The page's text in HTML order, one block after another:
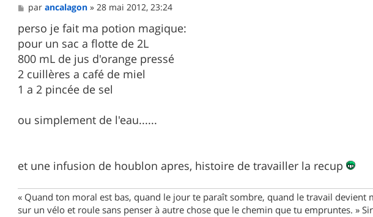
M
e
s
s
a
g
e
parancalagon »28 mai 2012, 23:24
perso je fait ma potion magique:
pour un sac a flotte de 2L
800 mL de jus d'orange pressé
2 cuillères a café de miel
1 a 2 pincée de sel
ou simplement de l'eau......
et une infusion de houblon apres, histoire de travailler la recup
« Quand ton moral est bas, quand le jour te paraît sombre, quand le travail devient
sur un vélo et roule sans penser à autre chose que le chemin que tu empruntes. »